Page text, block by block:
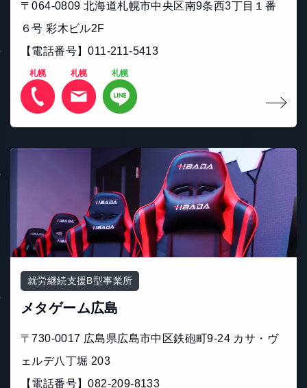
〒064-0809 北海道札幌市中央区南9条西3丁目１番
６号 彩木ビル2F
【電話番号】011-211-5413
札幌 札幌 札幌
就労継続支援B型事業所
メタゲーム広島
〒730-0017 広島県広島市中区鉄砲町9-24 カサ・ヴ
ェルデ八丁堀 203
【電話番号】082-209-8133